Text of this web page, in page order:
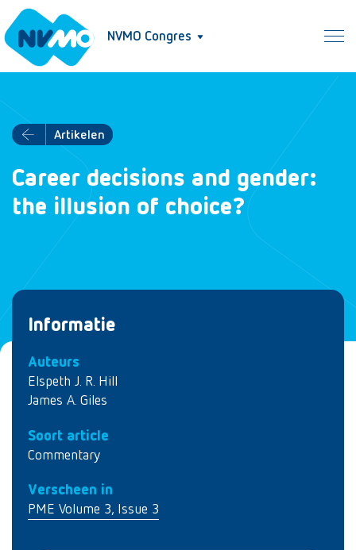
NVMO Congres
Artikelen
Career decisions and gender:
the illusion of choice?
Informatie
Auteurs
Elspeth J. R. Hill
James A. Giles
Soort article
Commentary
Verscheen in
PME Volume 3, Issue 3